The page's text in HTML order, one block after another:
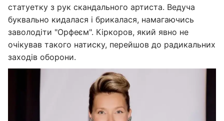
статуетку з рук скандального артиста. Ведуча
буквально кидалася і брикалася, намагаючись
заволодіти "Орфеєм". Кіркоров, який явно не
очікував такого натиску, перейшов до радикальних
заходів оборони.